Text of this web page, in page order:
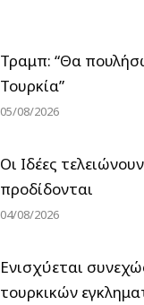
Τραμπ: “Θα
Τουρκία”
05/08/2026
Οι Ιδέες
προδίδονται
04/08/2026
Ενισχύεται
τουρκικών